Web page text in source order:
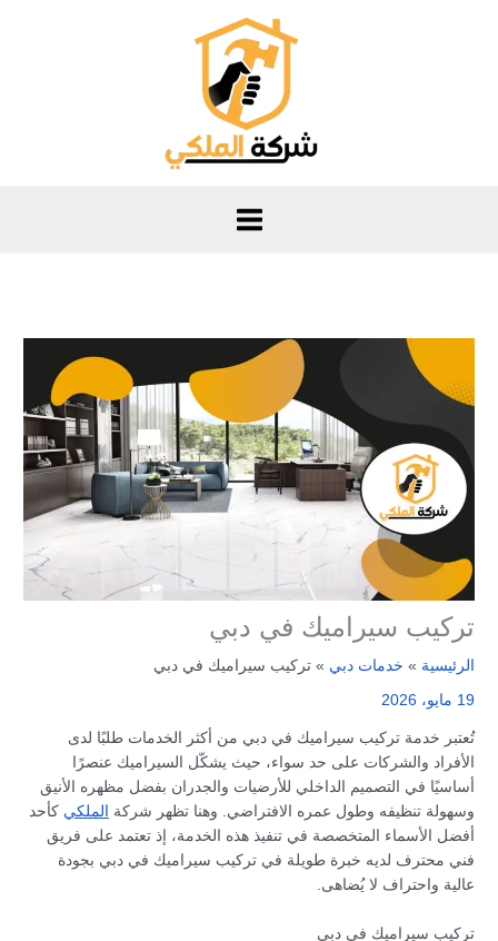
تركيب سيراميك في دبي
الرئيسية خدمات دبي تركيب سيراميك في دبي
19 مايو، 2026
تُعتبر خدمة تركيب سيراميك في دبي من أكثر الخدمات طلبًا لدى
الأفراد والشركات على حد سواء، حيث يشكّل السيراميك عنصرًا
أساسيًا في التصميم الداخلي للأرضيات والجدران بفضل مظهره الأنيق
وسهولة تنظيفه وطول عمره الافتراضي. وهنا تظهر شركة
الملكي كأحد
أفضل الأسماء المتخصصة في تنفيذ هذه الخدمة، إذ تعتمد على فريق
فني محترف لديه خبرة طويلة في تركيب سيراميك في دبي بجودة
عالية واحتراف لا يُضاهى.
تركيب سيراميك في دبي